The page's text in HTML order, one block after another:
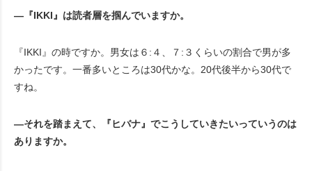
―『IKKI』は読者層を掴んでいますか。
『IKKI』の時ですか。男女は６:４、７:３くらいの割合で男が多
かったです。一番多いところは30代かな。20代後半から30代で
すね。
―それを踏まえて、『ヒバナ』でこうしていきたいっていうのは
ありますか。